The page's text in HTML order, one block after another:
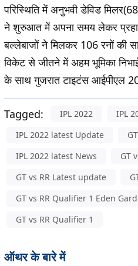
परिस्थिति में अनुभवी डेविड
ने शुरुआत में अपना समय लेकर
बल्लेबाजों ने मिलकर 106 रनों की
विकेट से जीतने में अहम भूमिका
के साथ गुजरात टाइटंस आईपीएल
Tagged: IPL 2022
IPL
IPL 2022 latest Update
IPL 2022 latest News
GT
GT vs RR Latest update
GT vs RR Qualifier 1 Eden
GT vs RR Qualifier 1
ऑथर के बारे में